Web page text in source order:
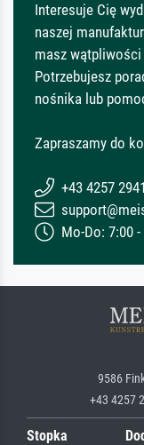
Interesuje Cię
naszej
masz
Potrzebujesz
nośnika lub
Zapraszamy do
+43 4257
Mo-Do: 7:00
9586
+43 4257
Stopka